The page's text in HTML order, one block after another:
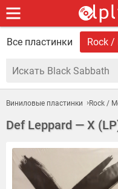
Все пластинки Rock /
Виниловые пластинки Rock /
Def Leppard — X